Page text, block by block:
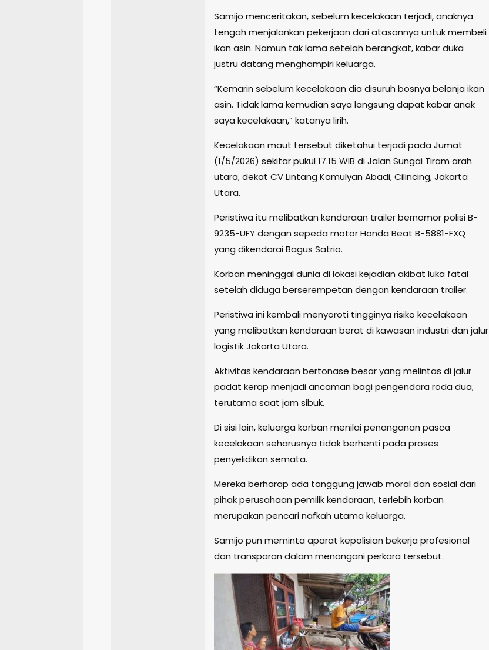
Samijo menceritakan, sebelum kecelakaan terjadi, anaknya
tengah menjalankan pekerjaan dari atasannya untuk membeli
ikan asin. Namun tak lama setelah berangkat, kabar duka
justru datang menghampiri keluarga.
“Kemarin sebelum kecelakaan dia disuruh bosnya belanja ikan
asin. Tidak lama kemudian saya langsung dapat kabar anak
saya kecelakaan,” katanya lirih.
Kecelakaan maut tersebut diketahui terjadi pada Jumat
(1/5/2026) sekitar pukul 17.15 WIB di Jalan Sungai Tiram arah
utara, dekat CV Lintang Kamulyan Abadi, Cilincing, Jakarta
Utara.
Peristiwa itu melibatkan kendaraan trailer bernomor polisi B-
9235-UFY dengan sepeda motor Honda Beat B-5881-FXQ
yang dikendarai Bagus Satrio.
Korban meninggal dunia di lokasi kejadian akibat luka fatal
setelah diduga berserempetan dengan kendaraan trailer.
Peristiwa ini kembali menyoroti tingginya risiko kecelakaan
yang melibatkan kendaraan berat di kawasan industri dan jalur
logistik Jakarta Utara.
Aktivitas kendaraan bertonase besar yang melintas di jalur
padat kerap menjadi ancaman bagi pengendara roda dua,
terutama saat jam sibuk.
Di sisi lain, keluarga korban menilai penanganan pasca
kecelakaan seharusnya tidak berhenti pada proses
penyelidikan semata.
Mereka berharap ada tanggung jawab moral dan sosial dari
pihak perusahaan pemilik kendaraan, terlebih korban
merupakan pencari nafkah utama keluarga.
Samijo pun meminta aparat kepolisian bekerja profesional
dan transparan dalam menangani perkara tersebut.